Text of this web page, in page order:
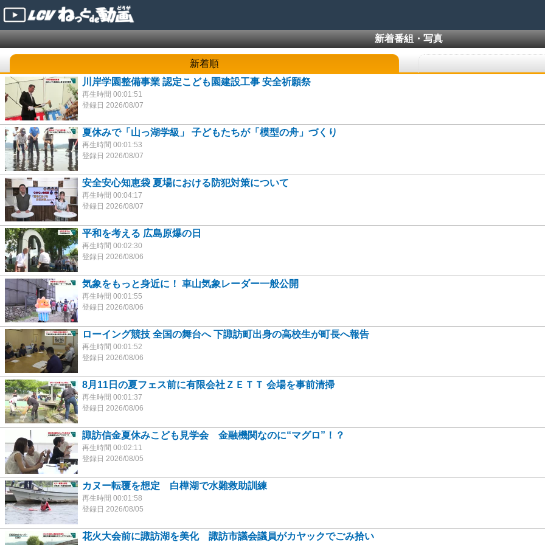
新着番組・写真
新着順
川岸学園整備事業 認定こども園建設工事 安全祈願祭
再生時間 00:01:51
登録日 2026/08/07
夏休みで「山っ湖学級」 子どもたちが「模型の舟」づくり
再生時間 00:01:53
登録日 2026/08/07
安全安心知恵袋 夏場における防犯対策について
再生時間 00:04:17
登録日 2026/08/07
平和を考える 広島原爆の日
再生時間 00:02:30
登録日 2026/08/06
気象をもっと身近に！ 車山気象レーダー一般公開
再生時間 00:01:55
登録日 2026/08/06
ローイング競技 全国の舞台へ 下諏訪町出身の高校生が町長へ報告
再生時間 00:01:52
登録日 2026/08/06
8月11日の夏フェス前に有限会社ＺＥＴＴ 会場を事前清掃
再生時間 00:01:37
登録日 2026/08/06
諏訪信金夏休みこども見学会 金融機関なのに“マグロ”！？
再生時間 00:02:11
登録日 2026/08/05
カヌー転覆を想定 白樺湖で水難救助訓練
再生時間 00:01:58
登録日 2026/08/05
花火大会前に諏訪湖を美化 諏訪市議会議員がカヤックでごみ拾い